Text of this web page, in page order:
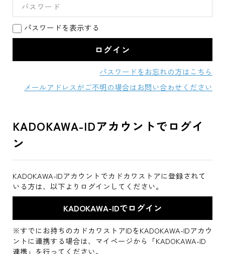
パスワードを表示する
パスワードをお忘れの方はこちら
メールアドレスがご不明の場合はお問い合わせください
KADOKAWA-IDアカウントでログイ
ン
KADOKAWA-IDアカウントでカドカワストアに登録されて
いる方は、以下よりログインしてください。
※すでにお持ちのカドカワストアIDをKADOKAWA-IDアカウ
ントに連携する場合は、マイページから「KADOKAWA-ID
連携」を行ってください。